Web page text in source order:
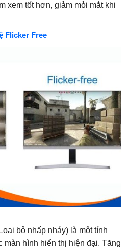
xem tốt hơn, giảm mỏi mắt khi
Flicker Free
bỏ nhấp nháy) là một tính
màn hình hiển thị hiện đại. Tăng